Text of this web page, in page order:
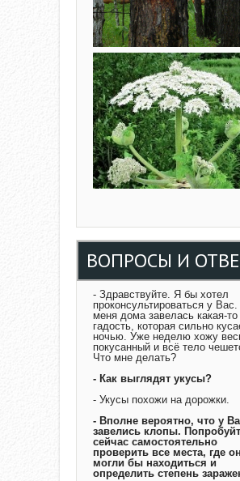
ВОПРОСЫ И
- Здравствуйте. Я бы хотел
проконсультироваться у
меня дома завелась какая-то
гадость, которая сильно
ночью. Уже неделю хожу
покусанный и всё тело
Что мне делать?
- Как выглядят укусы?
- Укусы похожи на дорожки.
- Вполне вероятно, что у
завелись клопы.
сейчас самостоятельно
проверить все места, где
могли бы находиться и
определить степень